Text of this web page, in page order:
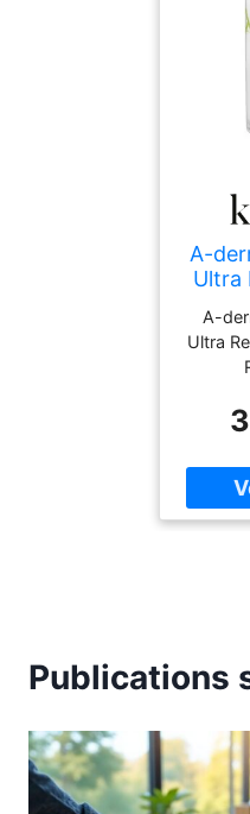
A-
Ultra
A-
Ultra
Publications